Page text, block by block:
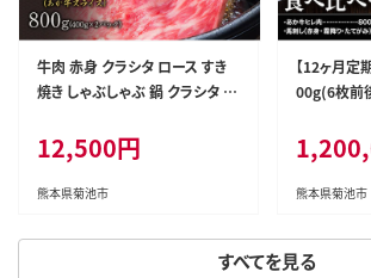
すべてを見る
牛肉 赤身 クラシタ ロース すき
焼き しゃぶしゃぶ 鍋 クラシタ あ
肩ロース 800g クラシタ あか牛
赤牛 あかうし 《7-14日以内に出
荷予定(土日祝除く)》九州 食品
12,500円
熊本県菊池市
【12ヶ月定
00g(6枚前
社たべたせ
翌月から出
国産和牛 和
州産 送料
熊本県菊池市